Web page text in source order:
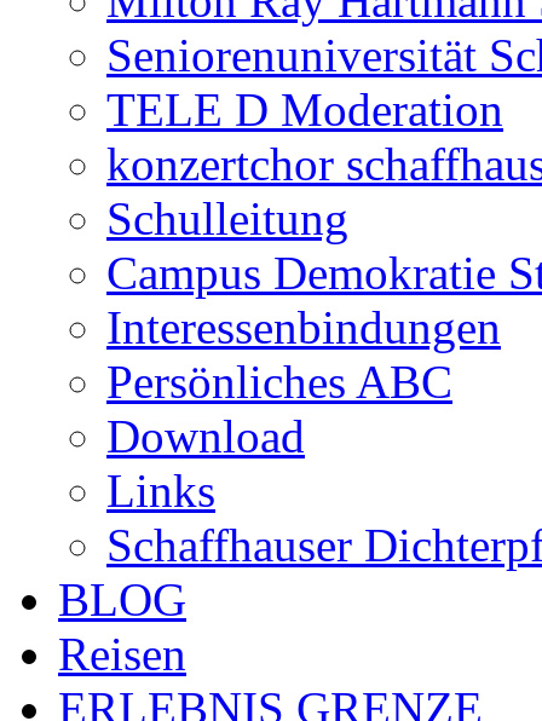
Seniorenuniversität
TELE D Moderation
konzertchor
Schulleitung
Campus Demokratie
Interessenbindungen
Persönliches ABC
Download
Links
Schaffhauser
BLOG
Reisen
ERLEBNIS GRENZE